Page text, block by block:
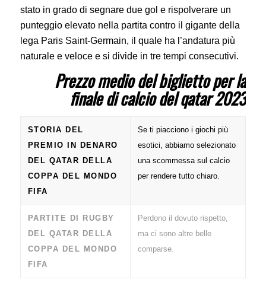
stato in grado di segnare due gol e rispolverare un
punteggio elevato nella partita contro il gigante della
lega Paris Saint-Germain, il quale ha l’andatura più
naturale e veloce e si divide in tre tempi consecutivi.
Prezzo medio del biglietto per la
finale di calcio del qatar 2023
STORIA DEL
PREMIO IN DENARO
DEL QATAR DELLA
COPPA DEL MONDO
FIFA
Se ti piacciono i giochi più
esotici, abbiamo selezionato
una scommessa sul calcio
per rendere tutto chiaro.
PARTITE DI RUGBY
DEL QATAR DELLA
COPPA DEL MONDO
FIFA
Perdono il dovuto rispetto,
ma ci sono altre belle
comparse.